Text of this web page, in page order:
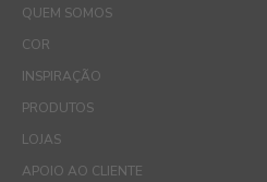
QUEM SOMOS
COR
INSPIRAÇÃO
PRODUTOS
LOJAS
APOIO AO CLIENTE